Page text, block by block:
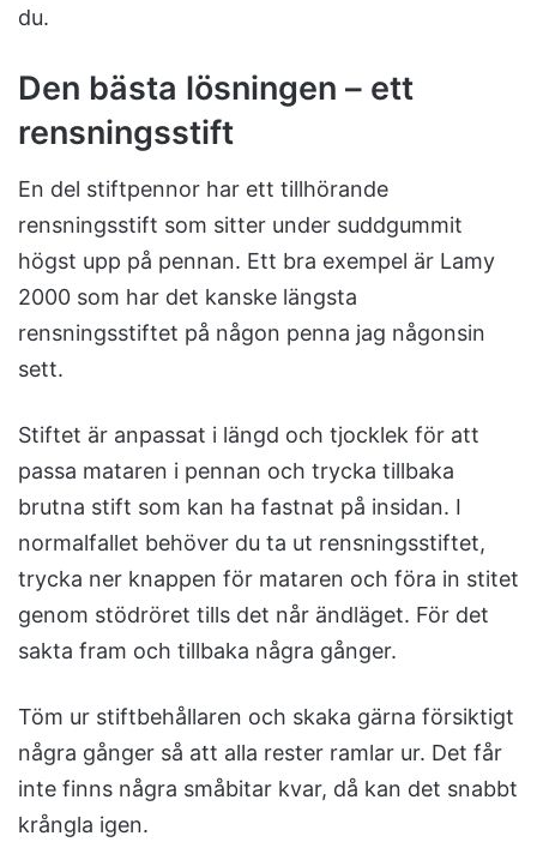
du.
Den bästa lösningen – ett
rensningsstift
En del stiftpennor har ett tillhörande
rensningsstift som sitter under suddgummit
högst upp på pennan. Ett bra exempel är Lamy
2000 som har det kanske längsta
rensningsstiftet på någon penna jag någonsin
sett.
Stiftet är anpassat i längd och tjocklek för att
passa mataren i pennan och trycka tillbaka
brutna stift som kan ha fastnat på insidan. I
normalfallet behöver du ta ut rensningsstiftet,
trycka ner knappen för mataren och föra in stitet
genom stödröret tills det når ändläget. För det
sakta fram och tillbaka några gånger.
Töm ur stiftbehållaren och skaka gärna försiktigt
några gånger så att alla rester ramlar ur. Det får
inte finns några småbitar kvar, då kan det snabbt
krångla igen.